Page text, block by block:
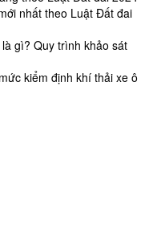
nhất theo Luật Đất đai
gì? Quy trình khảo sát
kiểm định khí thải xe ô